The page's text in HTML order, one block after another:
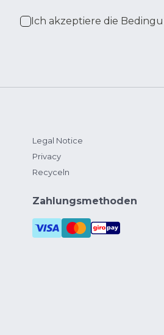
Ich akzeptiere die
Legal Notice
Privacy
Recyceln
Zahlungsmethoden